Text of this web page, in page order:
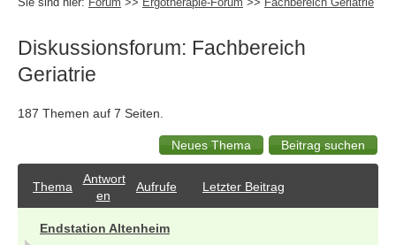
Diskussionsforum: Fachbereich
Geriatrie
187 Themen auf 7 Seiten.
Thema
Antwort
en
Aufrufe Letzter Beitrag
Endstation Altenheim